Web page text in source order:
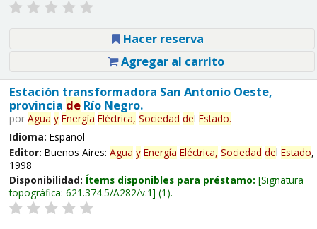
Hacer reserva
Agregar al carrito
Estación transformadora San Antonio Oeste,
provincia deRío Negro.
por Agua y Energía Eléctrica, Sociedad del Estado.
Idioma: Español
Editor: Buenos Aires: Agua y Energía Eléctrica, Sociedad del Estado,
1998
Disponibilidad: Ítems disponibles para préstamo: Signatura
topográfica: 621.374.5/A282/v.1 (1).